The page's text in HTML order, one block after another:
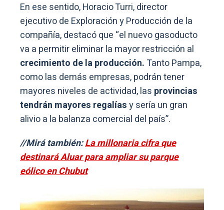
En ese sentido, Horacio Turri, director
ejecutivo de Exploración y Producción de la
compañía, destacó que “el nuevo gasoducto
va a permitir eliminar la mayor restricción al
crecimiento de la producción. Tanto Pampa,
como las demás empresas, podrán tener
mayores niveles de actividad, las provincias
tendrán mayores regalíasy sería un gran
alivio a la balanza comercial del país”.
//Mirá también:La millonaria cifra que
destinará Aluar para ampliar su parque
eólico en Chubut